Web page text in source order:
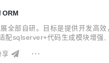
ORM
全部自研。目标是提供开发高
配sqlserver+代码生成模块增
享